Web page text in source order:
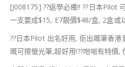
[J008175] ??返學必備!!??日本Pilot
一支要成$15, E7靚價$48/盒, 2盒或
??日本Pilot 出名好用, 佢出嘅筆香港
嘅可擦螢光筆,超好用!??咁啱有特價,